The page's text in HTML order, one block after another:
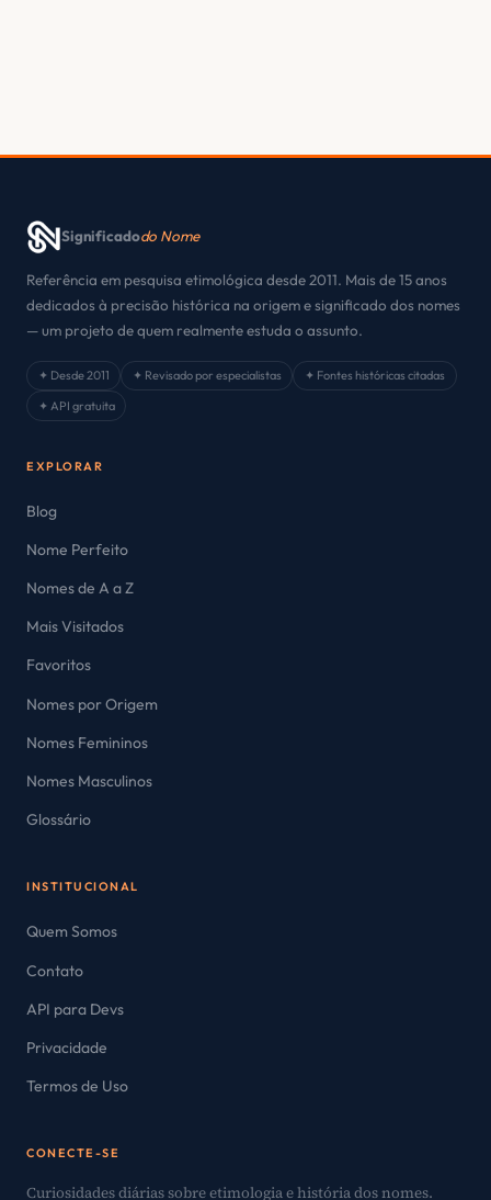
Significadodo Nome
Referência em pesquisa etimológica desde 2011. Mais de 15 anos
dedicados à precisão histórica na origem e significado dos nomes
— um projeto de quem realmente estuda o assunto.
✦ Desde 2011 ✦ Revisado por especialistas
✦ Fontes históricas citadas
✦ API gratuita
EXPLORAR
Blog
Nome Perfeito
Nomes de A a Z
Mais Visitados
Favoritos
Nomes por Origem
Nomes Femininos
Nomes Masculinos
Glossário
INSTITUCIONAL
Quem Somos
Contato
API para Devs
Privacidade
Termos de Uso
CONECTE-SE
Curiosidades diárias sobre etimologia e história dos nomes.